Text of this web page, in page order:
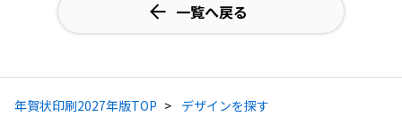
一覧へ戻る
年賀状印刷2027年版TOP
デザインを探す